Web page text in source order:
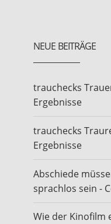
NEUE BEITRÄGE
trauchecks
Ergebnisse
trauchecks
Ergebnisse
Abschiede
sprachlos sein -
Wie der Kinofilm